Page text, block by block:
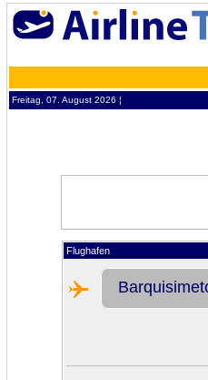
Freitag, 07. August 2026 ¦
Flughafen